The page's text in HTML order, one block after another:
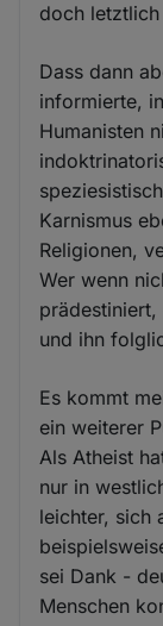
doch
Dass dann
informierte,
Humanisten
Karnismus
Religionen,
Wer wenn
und ihn
Es kommt
ein weiterer
Als Atheist
nur in
leichter, sich
sei Dank -
Menschen